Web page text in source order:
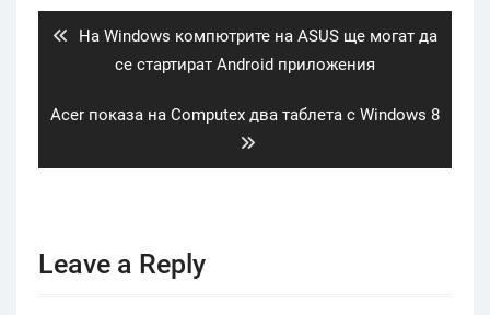
Previous
На Windows компютрите на ASUS ще могат да
се стартират Android приложения
Next
Acer показа на Computex два таблета с Windows 8
Leave a Reply